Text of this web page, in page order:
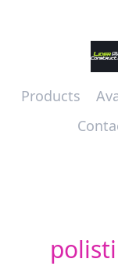
Products